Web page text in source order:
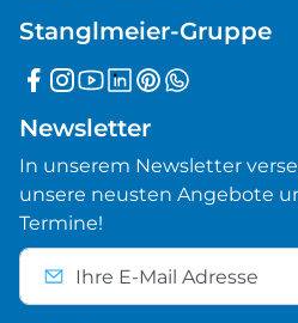
Stanglmeier-Gruppe
Newsletter
In unserem Newsletter
unsere neusten Angebote
Termine!